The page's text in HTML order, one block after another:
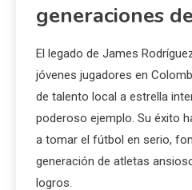
generaciones
El legado de James
jóvenes jugadores en
de talento local a estrella
poderoso ejemplo. Su éxito
a tomar el fútbol en serio,
generación de atletas
logros.